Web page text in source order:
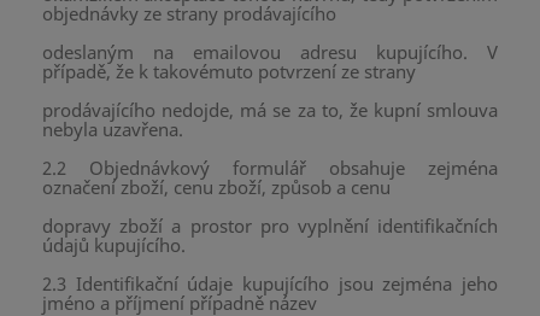
objednávky ze strany prodávajícího
odeslaným na emailovou adresu kupujícího. V
případě, že k takovémuto potvrzení ze strany
prodávajícího nedojde, má se za to, že kupní smlouva
nebyla uzavřena.
2.2 Objednávkový formulář obsahuje zejména
označení zboží, cenu zboží, způsob a cenu
dopravy zboží a prostor pro vyplnění identifikačních
údajů kupujícího.
2.3 Identifikační údaje kupujícího jsou zejména jeho
jméno a příjmení případně název